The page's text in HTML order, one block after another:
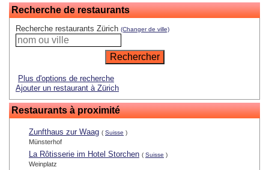
Recherche de restaurants
Recherche restaurants Zürich (Changer de ville)
Plus d'options de recherche
Ajouter un restaurant à Zürich
Restaurants à proximité
Zunfthaus zur Waag ( Suisse )
Münsterhof
La Rôtisserie im Hotel Storchen ( Suisse )
Weinplatz